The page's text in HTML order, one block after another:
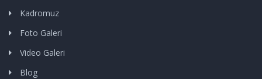
Kadromuz
Foto Galeri
Video Galeri
Blog